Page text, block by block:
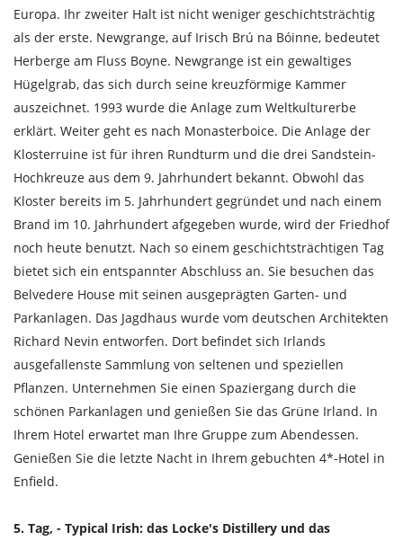
Europa. Ihr zweiter Halt ist nicht weniger geschichtsträchtig
als der erste. Newgrange, auf Irisch Brú na Bóinne, bedeutet
Herberge am Fluss Boyne. Newgrange ist ein gewaltiges
Hügelgrab, das sich durch seine kreuzförmige Kammer
auszeichnet. 1993 wurde die Anlage zum Weltkulturerbe
erklärt. Weiter geht es nach Monasterboice. Die Anlage der
Klosterruine ist für ihren Rundturm und die drei Sandstein-
Hochkreuze aus dem 9. Jahrhundert bekannt. Obwohl das
Kloster bereits im 5. Jahrhundert gegründet und nach einem
Brand im 10. Jahrhundert afgegeben wurde, wird der Friedhof
noch heute benutzt. Nach so einem geschichtsträchtigen Tag
bietet sich ein entspannter Abschluss an. Sie besuchen das
Belvedere House mit seinen ausgeprägten Garten- und
Parkanlagen. Das Jagdhaus wurde vom deutschen Architekten
Richard Nevin entworfen. Dort befindet sich Irlands
ausgefallenste Sammlung von seltenen und speziellen
Pflanzen. Unternehmen Sie einen Spaziergang durch die
schönen Parkanlagen und genießen Sie das Grüne Irland. In
Ihrem Hotel erwartet man Ihre Gruppe zum Abendessen.
Genießen Sie die letzte Nacht in Ihrem gebuchten 4*-Hotel in
Enfield.
5. Tag, - Typical Irish: das Locke's Distillery und das